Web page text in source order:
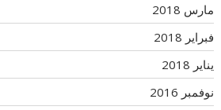
مارس 2018
فبراير 2018
يناير 2018
نوفمبر 2016